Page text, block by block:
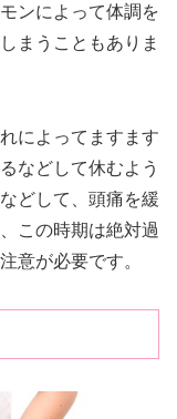
ンによって体調を
まうこともありま
によってますます
などして休むよう
どして、頭痛を緩
この時期は絶対過
意が必要です。